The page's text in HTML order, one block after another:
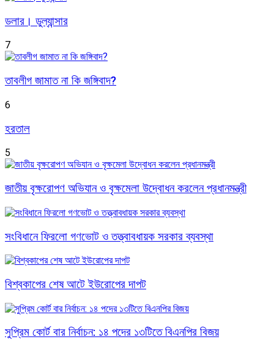
ডলার। ডুল্যান্সার
7
তাবলীগ জামাত না কি জঙ্গিবাদ?
6
হরতাল
5
জাতীয় বৃক্ষরোপণ অভিযান ও বৃক্ষমেলা উদ্বোধন করলেন প্রধানমন্ত্রী
সংবিধানে ফিরলো গণভোট ও তত্ত্বাবধায়ক সরকার ব্যবস্থা
বিশ্বকাপের শেষ আটে ইউরোপের দাপট
সুপ্রিম কোর্ট বার নির্বাচন: ১৪ পদের ১৩টিতে বিএনপির বিজয়